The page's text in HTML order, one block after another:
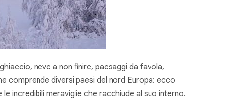
neve a non finire, paesaggi da favola,
comprende diversi paesi del nord Europa: ecco
incredibili meraviglie che racchiude al suo interno.